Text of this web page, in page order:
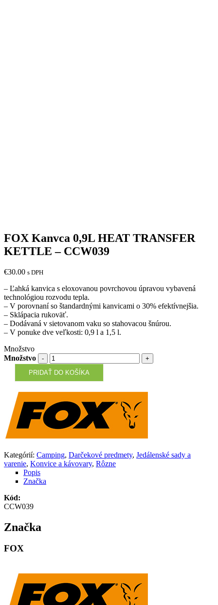
FOX Kanvca 0,9L HEAT TRANSFER
KETTLE – CCW039
€30.00 s DPH
– Ľahká kanvica s eloxovanou povrchovou úpravou vybavená
technológiou rozvodu tepla.
– V porovnaní so štandardnými kanvicami o 30% efektívnejšia.
– Sklápacia rukoväť.
– Dodávaná v sietovanom vaku so stahovacou šnúrou.
– V ponuke dve veľkosti: 0,9 l a 1,5 l.
Množstvo
Množstvo
PRIDAŤ DO KOŠÍKA
Kategórií: Camping, Darčekové predmety, Jedálenské sady a
varenie, Konvice a kávovary, Rôzne
Popis
Značka
Kód:
CCW039
Značka
FOX